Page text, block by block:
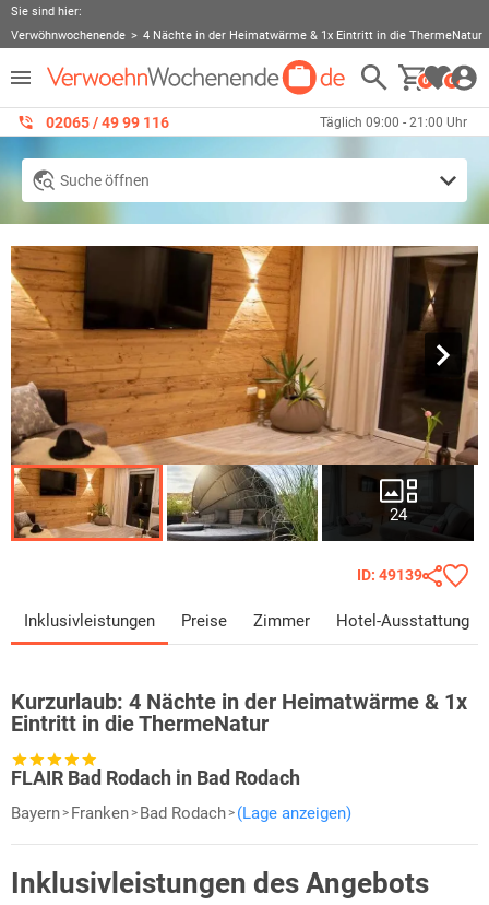
Sie sind hier:
Verwöhnwochenende
4 Nächte in der Heimatwärme & 1x Eintritt in die ThermeNatur
0 0
02065 / 49 ‌99 116 Täglich 09:00 - 21:00 Uhr
Suche öffnen
24
ID: 49139
Inklusivleistungen Preise Zimmer Hotel-Ausstattung
Kurzurlaub: 4 Nächte in der Heimatwärme & 1x
Eintritt in die ThermeNatur
FLAIR Bad Rodach in Bad Rodach
Bayern Franken Bad Rodach (Lage anzeigen)
Inklusivleistungen des Angebots